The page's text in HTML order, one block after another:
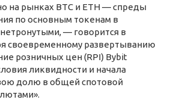
на рынках BTC и ETH — спреды
по основным токенам в
— говорится в
своевременному развертыванию
розничных цен (RPI) Bybit
ликвидности и начала
долю в общей спотовой